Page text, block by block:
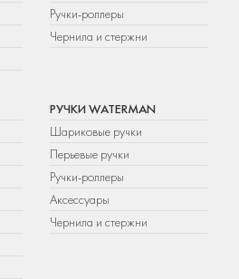
Ручки-роллеры
Чернила и стержни
РУЧКИ WATERMAN
Шариковые ручки
Перьевые ручки
Ручки-роллеры
Аксессуары
Чернила и стержни